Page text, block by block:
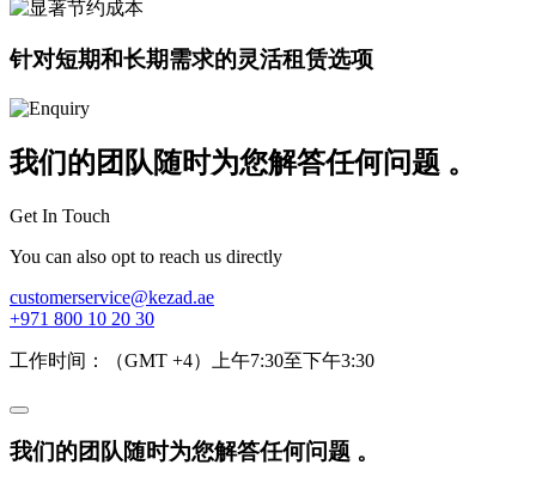
针对短期和长期需求的灵活租赁选项
我们的团队随时为您解答任何问题 。
Get In Touch
You can also opt to reach us directly
customerservice@kezad.ae
+971 800 10 20 30
工作时间：（GMT +4）上午7:30至下午3:30
我们的团队随时为您解答任何问题 。